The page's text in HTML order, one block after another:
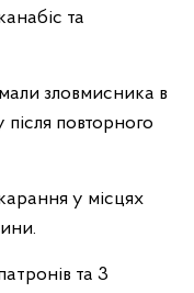
та
зловмисника в
повторного
у місцях
та 3